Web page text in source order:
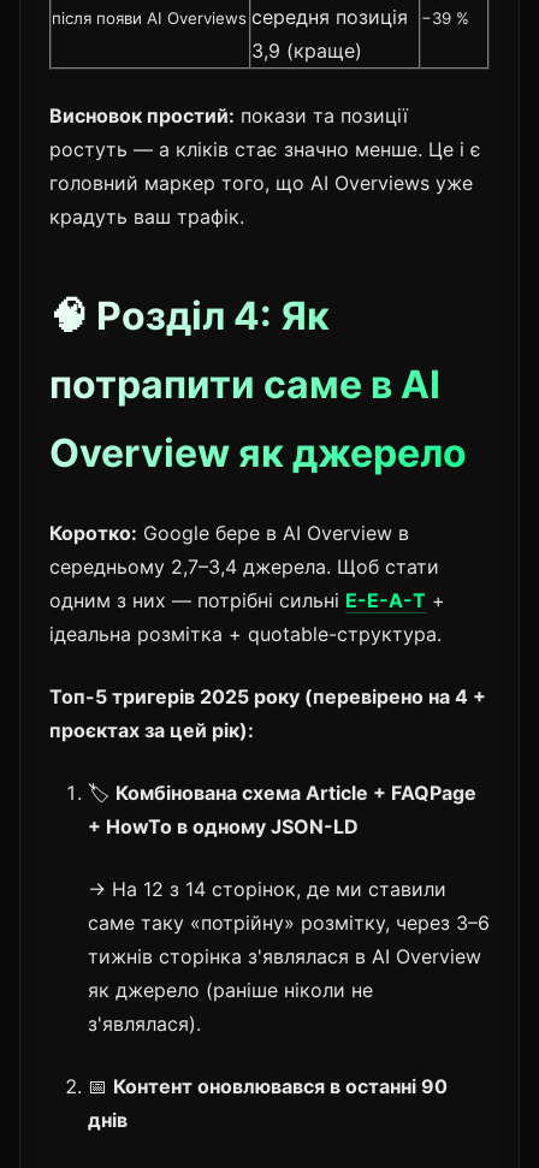
після появи AI Overviews середня позиція
3,9 (краще)
−39 %
Висновок простий: покази та позиції
ростуть — а кліків стає значно менше. Це і є
головний маркер того, що AI Overviews уже
крадуть ваш трафік.
🧠 Розділ 4: Як
потрапити саме в AI
Overview як джерело
Коротко: Google бере в AI Overview в
середньому 2,7–3,4 джерела. Щоб стати
одним з них — потрібні сильні E-E-A-T +
ідеальна розмітка + quotable-структура.
Топ-5 тригерів 2025 року (перевірено на 4 +
проєктах за цей рік):
🏷️ Комбінована схема Article + FAQPage
+ HowTo в одному JSON-LD
→ На 12 з 14 сторінок, де ми ставили
саме таку «потрійну» розмітку, через 3–6
тижнів сторінка з'являлася в AI Overview
як джерело (раніше ніколи не
з'являлася).
📅 Контент оновлювався в останні 90
днів